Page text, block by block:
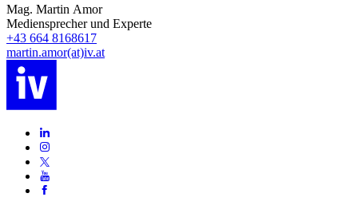
Mag. Martin Amor
Mediensprecher und Experte
+43 664 8168617
martin.amor(at)iv.at